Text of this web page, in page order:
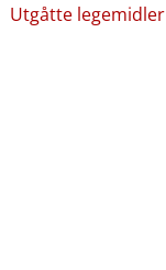
Utgåtte legemidler